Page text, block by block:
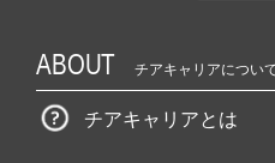
ABOUT チアキャリアについ
チアキャリアとは